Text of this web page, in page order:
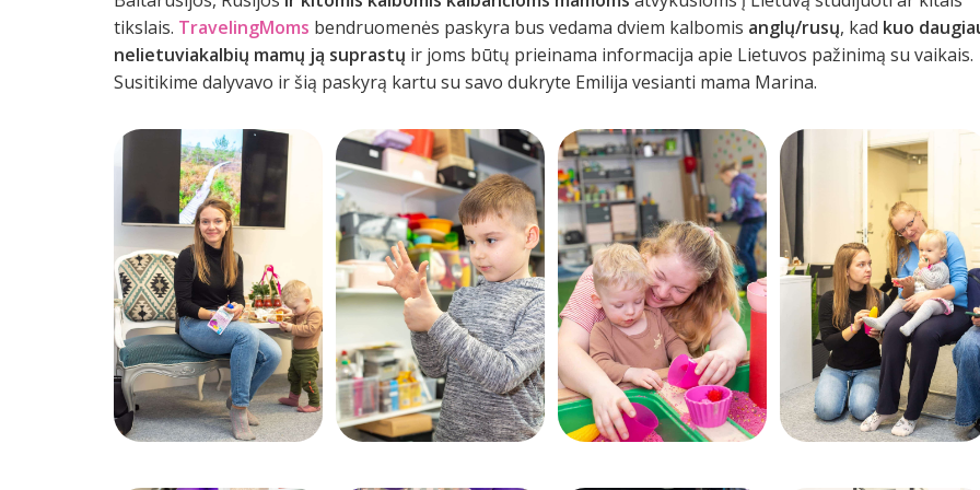
tikslais. TravelingMoms bendruomenės paskyra bus vedama dviem kalbomis anglų/rusų, kad kuo
nelietuviakalbių mamų ją suprastų ir joms būtų prieinama informacija apie Lietuvos pažinimą su vaikais.
Susitikime dalyvavo ir šią paskyrą kartu su savo dukryte Emilija vesianti mama Marina.